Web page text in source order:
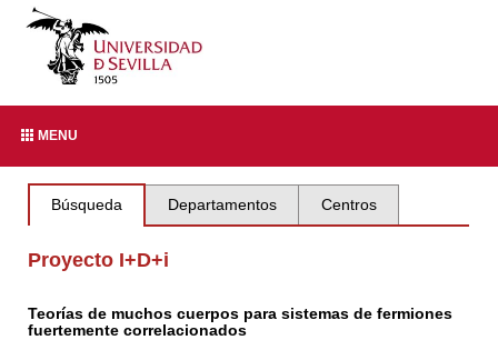
MENU
Búsqueda Departamentos Centros
Proyecto I+D+i
Teorías de muchos cuerpos para sistemas de fermiones
fuertemente correlacionados